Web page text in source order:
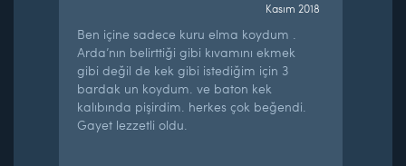
Kasım 2018
Ben içine sadece kuru elma koydum .
Arda’nın belirttiği gibi kıvamını ekmek
gibi değil de kek gibi istediğim için 3
bardak un koydum. ve baton kek
kalıbında pişirdim. herkes çok beğendi.
Gayet lezzetli oldu.